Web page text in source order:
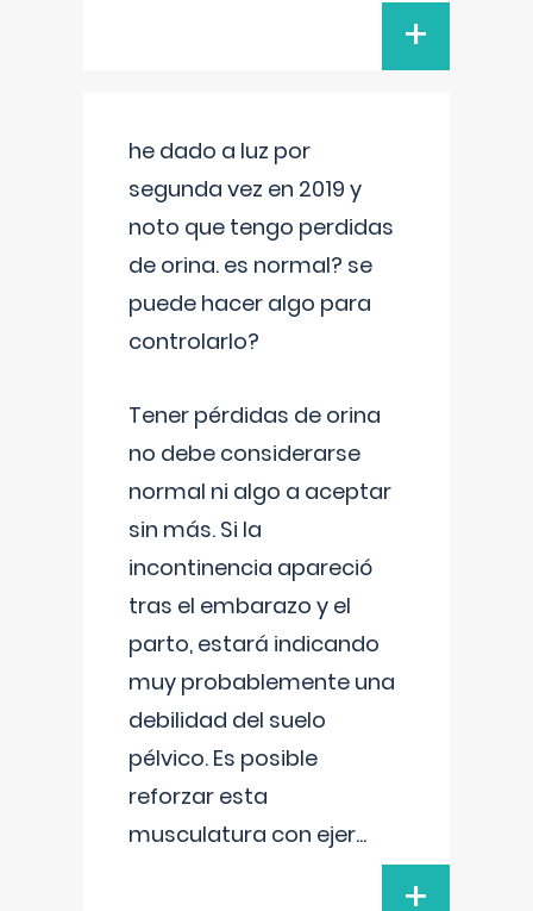
+
he dado a luz por
segunda vez en 2019 y
noto que tengo perdidas
de orina. es normal? se
puede hacer algo para
controlarlo?
Tener pérdidas de orina
no debe considerarse
normal ni algo a aceptar
sin más. Si la
incontinencia apareció
tras el embarazo y el
parto, estará indicando
muy probablemente una
debilidad del suelo
pélvico. Es posible
reforzar esta
musculatura con ejer...
+